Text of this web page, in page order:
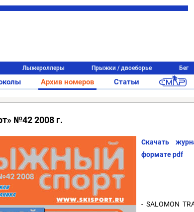
Лыжероллеры Прыжки / двоеборье Бег
Архив номеров Статьи
№42 2008 г.
Скачать
формате pdf
- SALOMON